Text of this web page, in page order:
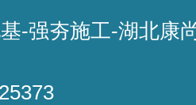
-强夯施工-湖北康